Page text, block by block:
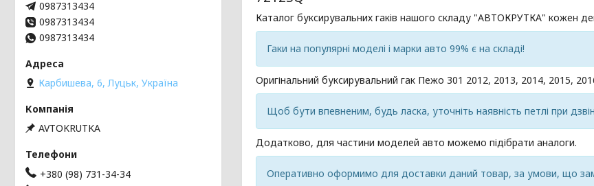
Каталог буксирувальних гаків нашого складу "АВТОКРУТКА" кожен
Гаки на популярні моделі і марки авто 99% є на складі!
Оригінальний буксирувальний гак Пежо 301 2012, 2013, 2014, 2015,
Щоб бути впевненим, будь ласка, уточніть наявність петлі при
Додатково, для частини моделей авто можемо підібрати аналоги.
Оперативно оформимо для доставки даний товар, за умови, що
0987313434
0987313434
0987313434
Карбишева, 6, Луцьк, Україна
AVTOKRUTKA
+380 (98) 731-34-34